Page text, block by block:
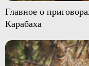
Главное о
Карабаха